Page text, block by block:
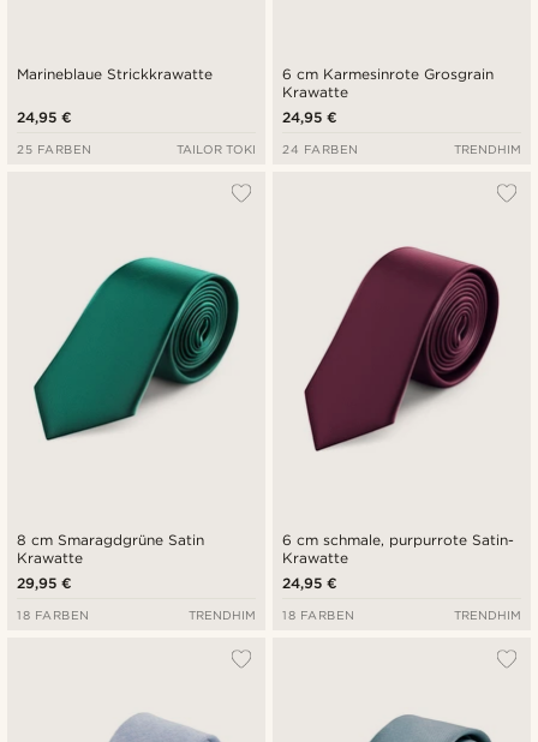
Marineblaue Strickkrawatte
24,95 €
25 FARBEN TAILOR TOKI
6 cm Karmesinrote Grosgrain
Krawatte
24,95 €
24 FARBEN TRENDHIM
8 cm Smaragdgrüne Satin
Krawatte
29,95 €
18 FARBEN TRENDHIM
6 cm schmale, purpurrote Satin-
Krawatte
24,95 €
18 FARBEN TRENDHIM